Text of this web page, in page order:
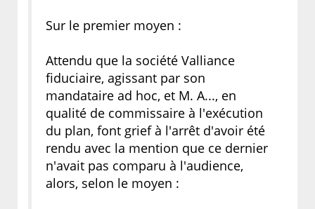
Sur le premier moyen :
Attendu que la société Valliance
fiduciaire, agissant par son
mandataire ad hoc, et M. A..., en
qualité de commissaire à l'exécution
du plan, font grief à l'arrêt d'avoir été
rendu avec la mention que ce dernier
n'avait pas comparu à l'audience,
alors, selon le moyen :